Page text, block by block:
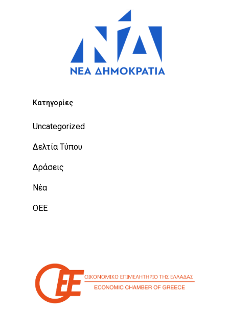
Kατηγορίες
Uncategorized
Δελτία Τύπου
Δράσεις
Νέα
ΟΕΕ